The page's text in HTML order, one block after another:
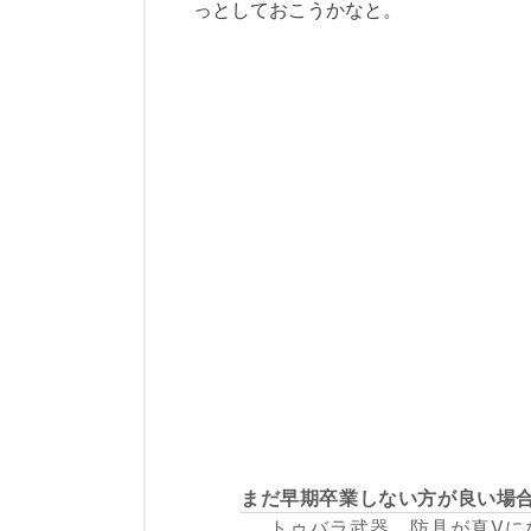
っとしておこうかなと。
まだ早期卒業しない方が良い場